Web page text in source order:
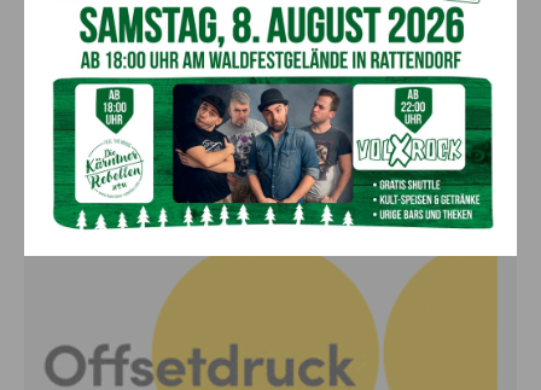
Aktuell 8. August 2026
Schulgemeindeverband Hermagor
investiert vier Millionen Euro in moderne
Bildungs- und Sportinfrastruktur
ANZEIGE 8. August 2026
Anzeige